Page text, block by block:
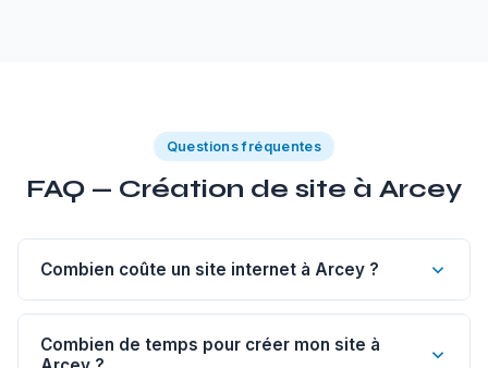
Questions fréquentes
FAQ — Création de site à Arcey
Combien coûte un site internet à Arcey ?
Un site vitrine de 1 à 5 pages à Arcey commence à 1
200€. Un site sur-mesure est à partir de 1 800€, un e-
Combien de temps pour créer mon site à